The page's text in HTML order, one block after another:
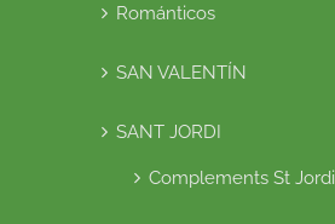
Románticos
SAN VALENTÍN
SANT JORDI
Complements St Jordi